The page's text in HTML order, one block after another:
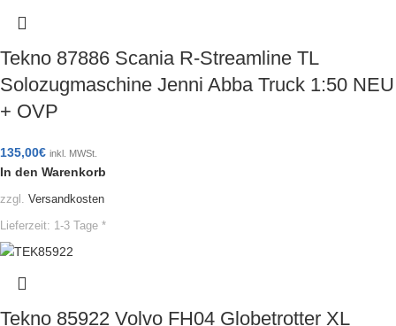
Tekno 87886 Scania R-Streamline TL
Solozugmaschine Jenni Abba Truck 1:50 NEU
+ OVP
135,00€ inkl. MWSt.
In den Warenkorb
zzgl. Versandkosten
Lieferzeit: 1-3 Tage *
Tekno 85922 Volvo FH04 Globetrotter XL